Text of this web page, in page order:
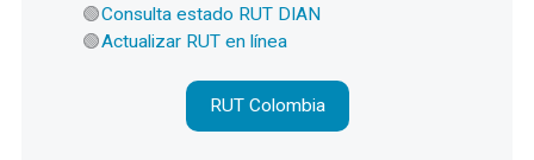
Consulta estado RUT DIAN
Actualizar RUT en línea
RUT Colombia